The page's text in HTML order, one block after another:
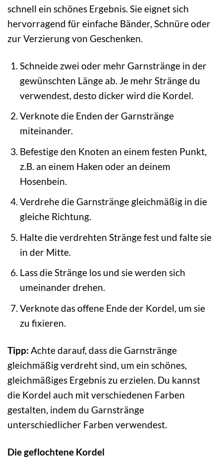
schnell ein schönes Ergebnis. Sie eignet sich
hervorragend für einfache Bänder, Schnüre oder
zur Verzierung von Geschenken.
Schneide zwei oder mehr Garnstränge in der
gewünschten Länge ab. Je mehr Stränge du
verwendest, desto dicker wird die Kordel.
Verknote die Enden der Garnstränge
miteinander.
Befestige den Knoten an einem festen Punkt,
z.B. an einem Haken oder an deinem
Hosenbein.
Verdrehe die Garnstränge gleichmäßig in die
gleiche Richtung.
Halte die verdrehten Stränge fest und falte sie
in der Mitte.
Lass die Stränge los und sie werden sich
umeinander drehen.
Verknote das offene Ende der Kordel, um sie
zu fixieren.
Tipp: Achte darauf, dass die Garnstränge
gleichmäßig verdreht sind, um ein schönes,
gleichmäßiges Ergebnis zu erzielen. Du kannst
die Kordel auch mit verschiedenen Farben
gestalten, indem du Garnstränge
unterschiedlicher Farben verwendest.
Die geflochtene Kordel